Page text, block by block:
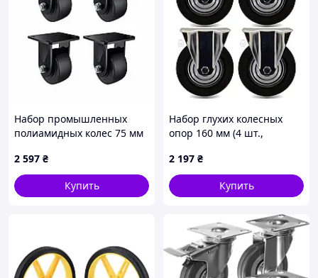
Набор промышленных
полиамидных колес 75 мм
2 597 ₴
Купить
Набор глухих колесных
опор 160 мм (4 шт.,
металл) 600 кг
2 197 ₴
Купить